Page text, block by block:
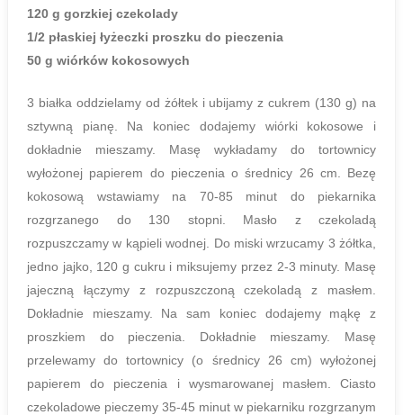
120 g gorzkiej czekolady
1/2 płaskiej łyżeczki proszku do pieczenia
50 g wiórków kokosowych
3 białka oddzielamy od żółtek i ubijamy z cukrem (130 g) na
sztywną pianę. Na koniec dodajemy wiórki kokosowe i
dokładnie mieszamy. Masę wykładamy do tortownicy
wyłożonej papierem do pieczenia o średnicy 26 cm. Bezę
kokosową wstawiamy na 70-85 minut do piekarnika
rozgrzanego do 130 stopni. Masło z czekoladą
rozpuszczamy w kąpieli wodnej. Do miski wrzucamy 3 żółtka,
jedno jajko, 120 g cukru i miksujemy przez 2-3 minuty. Masę
jajeczną łączymy z rozpuszczoną czekoladą z masłem.
Dokładnie mieszamy. Na sam koniec dodajemy mąkę z
proszkiem do pieczenia. Dokładnie mieszamy. Masę
przelewamy do tortownicy (o średnicy 26 cm) wyłożonej
papierem do pieczenia i wysmarowanej masłem. Ciasto
czekoladowe pieczemy 35-45 minut w piekarniku rozgrzanym